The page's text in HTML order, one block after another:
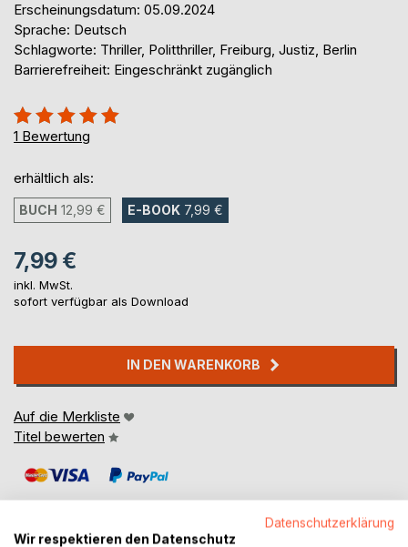
Erscheinungsdatum: 05.09.2024
Sprache: Deutsch
Schlagworte: Thriller, Politthriller, Freiburg, Justiz, Berlin
Barrierefreiheit: Eingeschränkt zugänglich
Bewertung::
100%
1 Bewertung
erhältlich als:
BUCH 12,99 € E-BOOK 7,99 €
7,99 €
inkl. MwSt.
sofort verfügbar als Download
IN DEN WARENKORB
Auf die Merkliste
Titel bewerten
Datenschutzerklärung
Wir respektieren den Datenschutz